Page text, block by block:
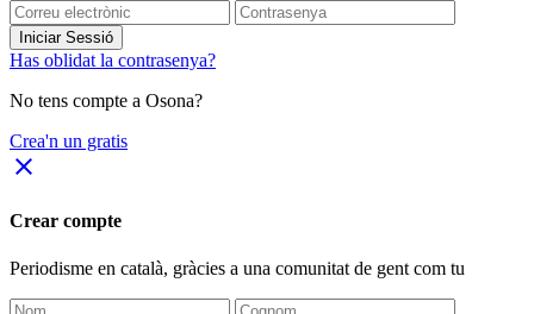
Iniciar Sessió
Has oblidat la contrasenya?
No tens compte a Osona?
Crea'n un gratis
close
Crear compte
Periodisme en català, gràcies a una comunitat de gent com tu